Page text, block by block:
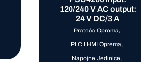
120/240 V AC output:
24 V DC/3 A
Prateća Oprema,
PLC I HMI Oprema,
Napojne Jedinice,